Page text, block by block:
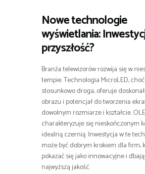
Nowe technologie
wyświetlania:
przyszłość?
Branża telewizorów rozwija się w
tempie. Technologia MicroLED,
stosunkowo droga, oferuje
obrazu i potencjał do tworzenia
dowolnym rozmiarze i kształcie.
charakteryzuje się nieskończonym
idealną czernią. Inwestycja w te
może być dobrym krokiem dla firm,
pokazać się jako innowacyjne i
najwyższą jakość.